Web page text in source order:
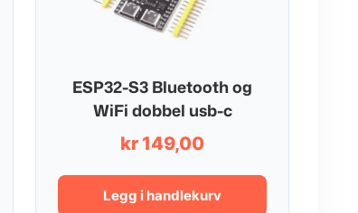
ESP32-S3 Bluetooth og
WiFi dobbel usb-c
kr 149,00
Legg i handlekurv